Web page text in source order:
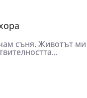
съня. Животът ми